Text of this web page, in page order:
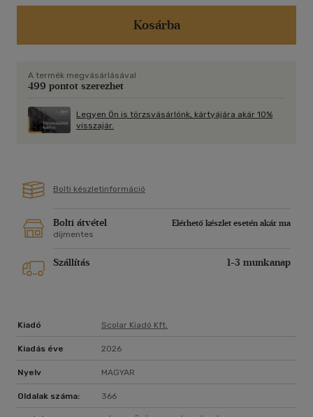
Kosárba
A termék megvásárlásával
499 pontot szerezhet
Legyen Ön is törzsvásárlónk, kártyájára akár 10%
visszajár.
Bolti készletinformáció
Bolti átvétel
Elérhető készlet esetén akár ma
díjmentes
Szállítás 1-3 munkanap
Kiadó Scolar Kiadó Kft.
Kiadás éve 2026
Nyelv MAGYAR
Oldalak száma: 366